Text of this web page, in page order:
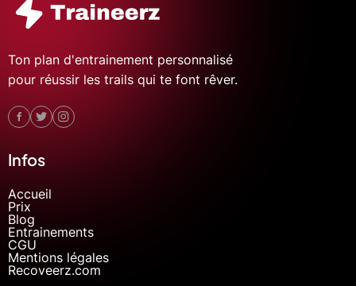
Ton plan d'entrainement personnalisé
pour réussir les trails qui te font rêver.
Infos
Accueil
Prix
Blog
Entrainements
CGU
Mentions légales
Recoveerz.com